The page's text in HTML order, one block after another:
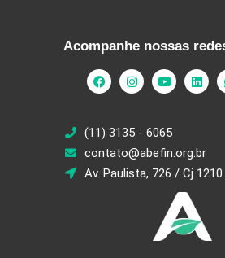
Acompanhe nossas
(11) 3135 - 6065
contato@abefin.org.br
Av. Paulista, 726 / Cj